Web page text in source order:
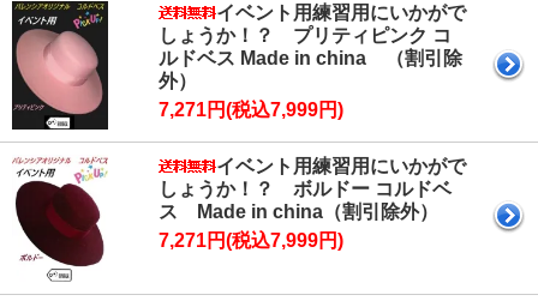
イベント用練習用にいかがで
しょうか！？ プリティピンク コ
ルドベス Made in china （割引除
外）
7,271円(税込7,999円)
イベント用練習用にいかがで
しょうか！？ ボルドー コルドベ
ス Made in china（割引除外）
7,271円(税込7,999円)